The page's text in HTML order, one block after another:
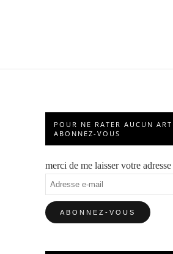
POUR NE RATER AUCUN
ABONNEZ-VOUS
merci de me laisser votre
Adresse
e-
mail